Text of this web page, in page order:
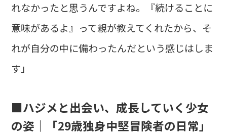
れなかったと思うんですよね。『続けることに
意味があるよ』って親が教えてくれたから、そ
れが自分の中に備わったんだという感じはしま
す」
■ハジメと出会い、成長していく少女
の姿｜「29歳独身中堅冒険者の日常」